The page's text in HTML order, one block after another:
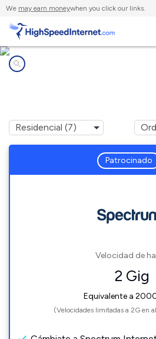
We may earn moneywhen you click our links.
Patrocinado
Velocidad de
2 Gig
Equivalente a
(Velocidades limitadas a 2G en